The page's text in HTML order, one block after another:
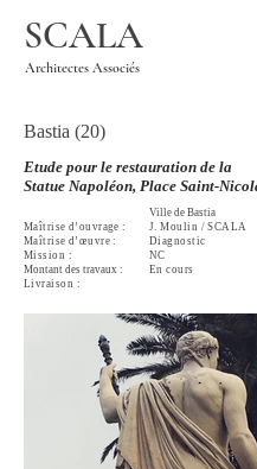
SCALA
Architectes Associés
Bastia (20)
Etude pour le restauration de la
Statue Napoléon, Place Saint-
Maîtrise d’ouvrage :
Maîtrise d’œuvre :
Mission :
Montant des travaux :
Livraison :
Ville de Bastia
J. Moulin / SCALA
Diagnostic
NC
En cours